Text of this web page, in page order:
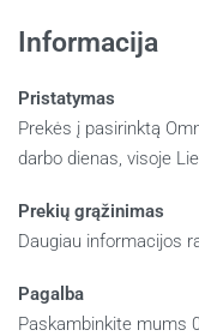
Informacija
Pristatymas
Prekės į pasirinktą
darbo dienas, visoje
Prekių grąžinimas
Daugiau informacijos
Pagalba
Paskambinkite mums